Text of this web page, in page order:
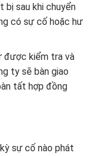
bị sau khi chuyển
có sự cố hoặc hư
được kiểm tra và
ty sẽ bàn giao
tất hợp đồng
sự cố nào phát